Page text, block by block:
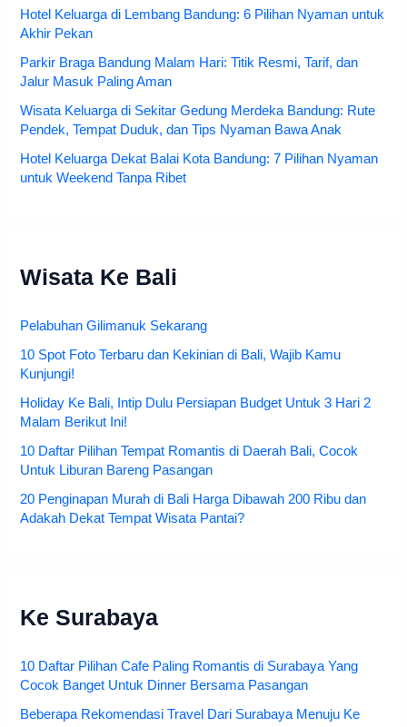
Hotel Keluarga di Lembang Bandung: 6 Pilihan Nyaman untuk
Akhir Pekan
Parkir Braga Bandung Malam Hari: Titik Resmi, Tarif, dan
Jalur Masuk Paling Aman
Wisata Keluarga di Sekitar Gedung Merdeka Bandung: Rute
Pendek, Tempat Duduk, dan Tips Nyaman Bawa Anak
Hotel Keluarga Dekat Balai Kota Bandung: 7 Pilihan Nyaman
untuk Weekend Tanpa Ribet
Wisata Ke Bali
Pelabuhan Gilimanuk Sekarang
10 Spot Foto Terbaru dan Kekinian di Bali, Wajib Kamu
Kunjungi!
Holiday Ke Bali, Intip Dulu Persiapan Budget Untuk 3 Hari 2
Malam Berikut Ini!
10 Daftar Pilihan Tempat Romantis di Daerah Bali, Cocok
Untuk Liburan Bareng Pasangan
20 Penginapan Murah di Bali Harga Dibawah 200 Ribu dan
Adakah Dekat Tempat Wisata Pantai?
Ke Surabaya
10 Daftar Pilihan Cafe Paling Romantis di Surabaya Yang
Cocok Banget Untuk Dinner Bersama Pasangan
Beberapa Rekomendasi Travel Dari Surabaya Menuju Ke